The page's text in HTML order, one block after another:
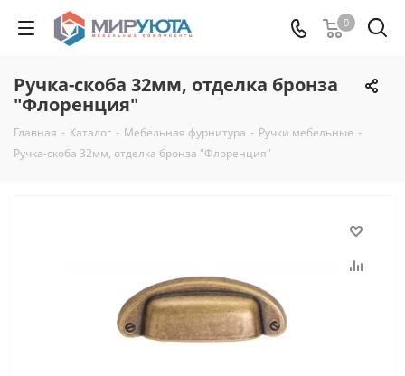
0
Ручка-скоба 32мм, отделка бронза
"Флоренция"
Главная - Каталог - Мебельная фурнитура - Ручки мебельные -
Ручка-скоба 32мм, отделка бронза "Флоренция"